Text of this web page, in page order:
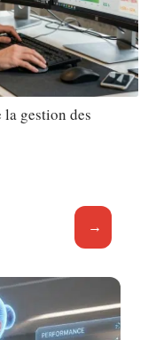
gestion des